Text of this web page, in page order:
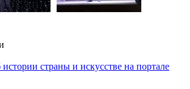
страны и искусстве на портале